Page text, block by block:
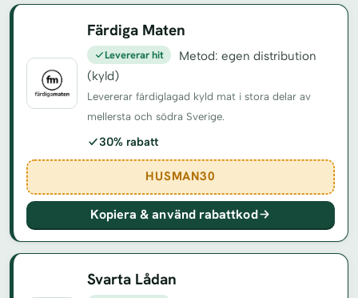
Färdiga Maten
Levererar hit
Metod: egen distribution
(kyld)
Levererar färdiglagad kyld mat i stora delar av
mellersta och södra Sverige.
30% rabatt
HUSMAN30
Kopiera & använd rabattkod
Svarta Lådan